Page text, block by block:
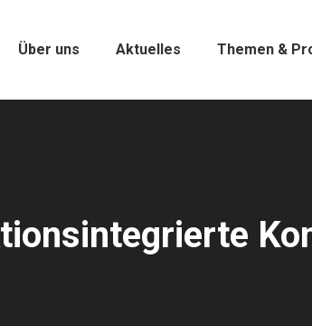
Über uns Aktuelles Themen &